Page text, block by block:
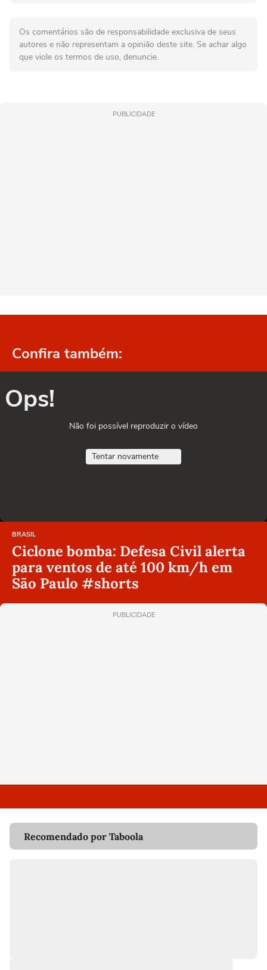
Os comentários são de responsabilidade exclusiva de seus
autores e não representam a opinião deste site. Se achar algo
que viole os termos de uso, denuncie.
PUBLICIDADE
Confira também:
Ops!
Não foi possível reproduzir o vídeo
Tentar novamente
BRASIL
Ciclone bomba: Defesa Civil alerta
para ventos de até 100 km/h em
São Paulo #shorts
PUBLICIDADE
Recomendado por Taboola